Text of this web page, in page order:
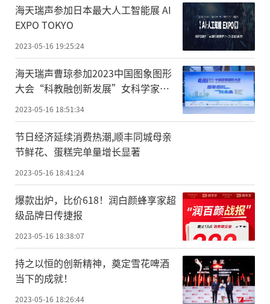
海天瑞声参加日本最大人工智能展 AI
EXPO TOKYO
2023-05-16 19:25:24
海天瑞声曹琼参加2023中国图象图形
大会“科教融创新发展”女科学家主
题论坛
2023-05-16 18:51:34
节日经济延续消费热潮,顺丰同城母亲
节鲜花、蛋糕完单量增长显著
2023-05-16 18:41:24
爆款出炉，比价618！润白颜蜂享家超
级品牌日传捷报
2023-05-16 18:38:07
持之以恒的创新精神，奠定雪花啤酒
当下的成就！
2023-05-16 18:26:44